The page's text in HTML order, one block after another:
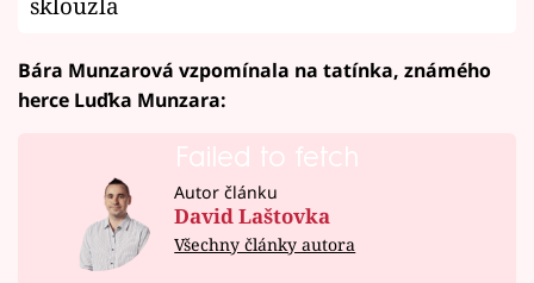
Bára Munzarová vzpomínala na tatínka, známého
herce Luďka Munzara:
Failed to fetch
Autor článku
David Laštovka
Všechny články autora